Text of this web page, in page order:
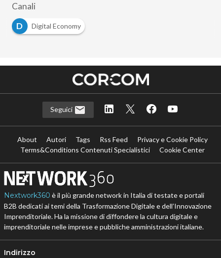
Canali
D
Digital Economy
Seguici
About Autori Tags Rss Feed
Privacy e Cookie Policy
Terms&Conditions Contenuti Specialistici
Cookie Center
Nextwork360 è il più grande network in Italia di testate e portali
B2B dedicati ai temi della Trasformazione Digitale e dell’Innovazione
Imprenditoriale. Ha la missione di diffondere la cultura digitale e
imprenditoriale nelle imprese e pubbliche amministrazioni italiane.
Indirizzo